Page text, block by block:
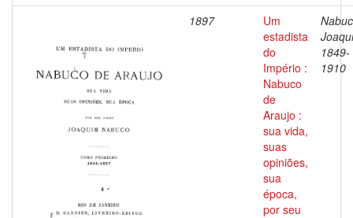
1897
Um
estadista
do
Império :
Nabuco
de
Araujo :
sua vida,
suas
opiniões,
sua
época,
por seu
1849-
1910